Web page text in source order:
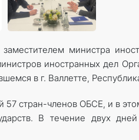
министра
иностранных дел
в г. Валлетте,
стран-членов ОБСЕ, и в
В течение двух